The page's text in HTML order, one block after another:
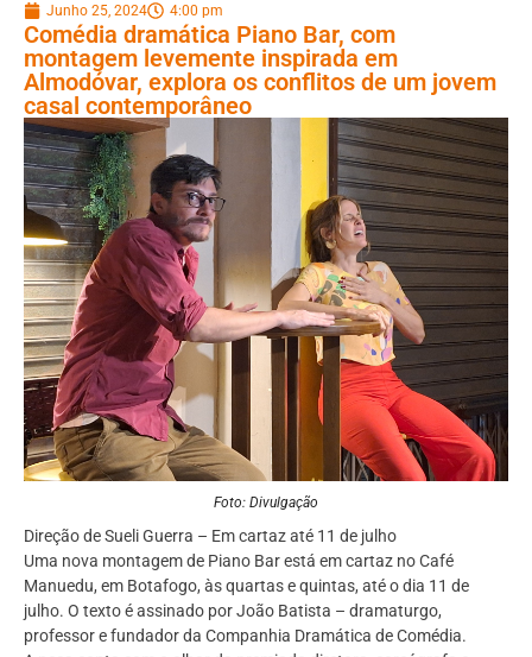
Junho 25, 2024 4:00 pm
Comédia dramática Piano Bar, com
montagem levemente inspirada em
Almodóvar, explora os conflitos de um jovem
casal contemporâneo
Foto: Divulgação
Direção de Sueli Guerra – Em cartaz até 11 de julho
Uma nova montagem de Piano Bar está em cartaz no Café
Manuedu, em Botafogo, às quartas e quintas, até o dia 11 de
julho. O texto é assinado por João Batista – dramaturgo,
professor e fundador da Companhia Dramática de Comédia.